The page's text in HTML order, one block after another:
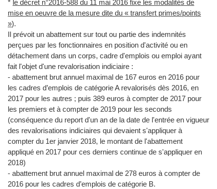
* le décret n°2016-588 du 11 mai 2016 fixe les modalités de
mise en oeuvre de la mesure dite du « transfert primes/points
»).
Il prévoit un abattement sur tout ou partie des indemnités
perçues par les fonctionnaires en position d'activité ou en
détachement dans un corps, cadre d'emplois ou emploi ayant
fait l'objet d'une revalorisation indiciaire :
- abattement brut annuel maximal de 167 euros en 2016 pour
les cadres d’emplois de catégorie A revalorisés dès 2016, en
2017 pour les autres ; puis 389 euros à compter de 2017 pour
les premiers et à compter de 2019 pour les seconds
(conséquence du report d'un an de la date de l'entrée en vigueur
des revalorisations indiciaires qui devaient s'appliquer à
compter du 1er janvier 2018, le montant de l'abattement
appliqué en 2017 pour ces derniers continue de s'appliquer en
2018)
- abattement brut annuel maximal de 278 euros à compter de
2016 pour les cadres d’emplois de catégorie B.